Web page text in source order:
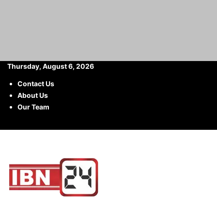
Thursday, August 6, 2026
Contact Us
About Us
Our Team
Home Tags
RBI Plastic Currency : देश में जल्द बदल सकती है करेंसी की
तस्वीर !...
Kajal Panchal - 2026-07-18
RBI Plastic Currency : भारत में जल्द ही नोटों का नया दौर शुरू हो सकता है।